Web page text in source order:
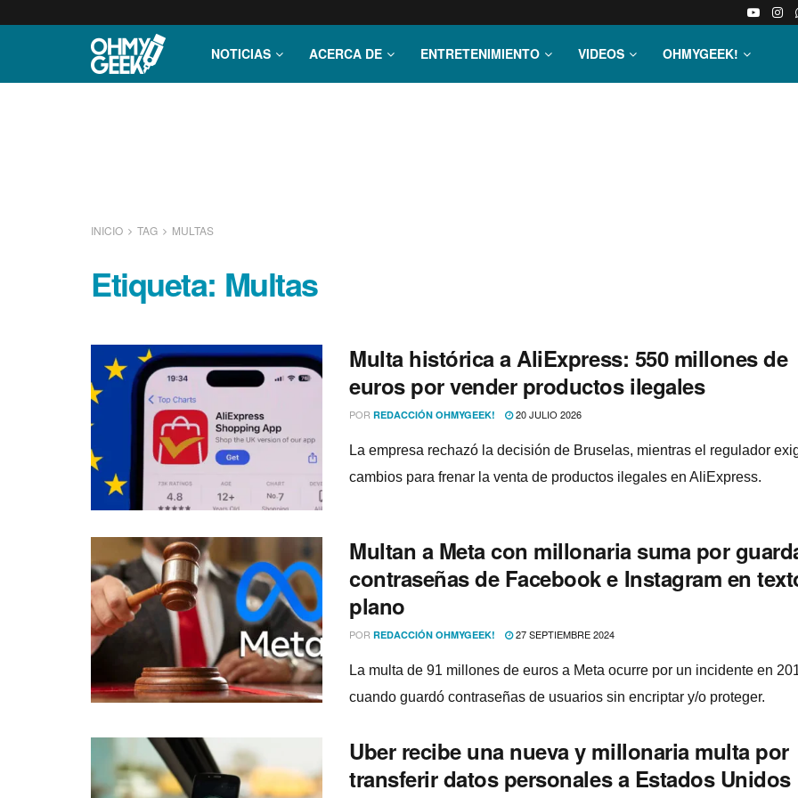
NOTICIAS ACERCA DE ENTRETENIMIENTO VIDEOS OHMYGEEK!
INICIO TAG MULTAS
Etiqueta: Multas
Multa histórica a AliExpress: 550 millones de
euros por vender productos ilegales
POR REDACCIÓN OHMYGEEK! 20 JULIO 2026
La empresa rechazó la decisión de Bruselas, mientras el regulador
cambios para frenar la venta de productos ilegales en AliExpress.
Multan a Meta con millonaria suma por
contraseñas de Facebook e Instagram en
plano
POR REDACCIÓN OHMYGEEK! 27 SEPTIEMBRE 2024
La multa de 91 millones de euros a Meta ocurre por un incidente en
cuando guardó contraseñas de usuarios sin encriptar y/o proteger.
Uber recibe una nueva y millonaria multa por
transferir datos personales a Estados Unidos